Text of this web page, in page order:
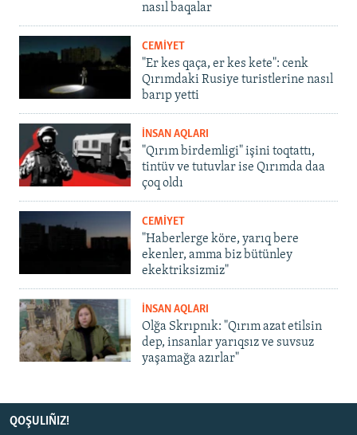
nasıl baqalar
CEMİYET
"Er kes qaça, er kes kete": cenk
Qırımdaki Rusiye turistlerine nasıl
barıp yetti
İNSAN AQLARI
"Qırım birdemligi" işini toqtattı,
tintüv ve tutuvlar ise Qırımda daa
çoq oldı
CEMİYET
"Haberlerge köre, yarıq bere
ekenler, amma biz bütünley
ekektriksizmiz"
İNSAN AQLARI
Olğa Skrıpnık: "Qırım azat etilsin
dep, insanlar yarıqsız ve suvsuz
yaşamağa azırlar"
QOŞULIÑIZ!